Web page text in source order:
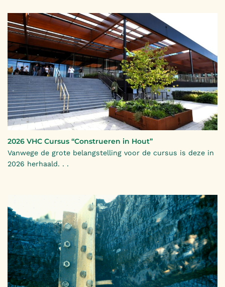
2026 VHC Cursus “Construeren in Hout”
Vanwege de grote belangstelling voor de cursus is deze in
2026 herhaald. . .